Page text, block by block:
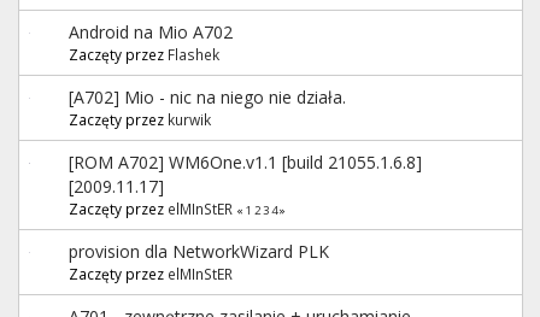
Android na Mio A702
Zaczęty przez Flashek
[A702] Mio - nic na niego nie działa.
Zaczęty przez kurwik
[ROM A702] WM6One.v1.1 [build 21055.1.6.8]
[2009.11.17]
Zaczęty przez elMInStER « 1 234»
provision dla NetworkWizard PLK
Zaczęty przez elMInStER